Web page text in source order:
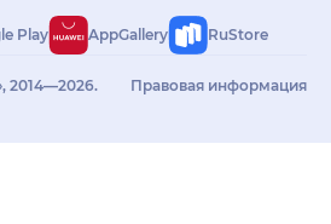
Play AppGallery RuStore
2014—2026.
Правовая информация